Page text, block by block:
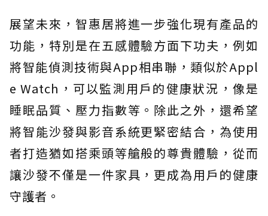
展望未來，智惠居將進一步強化現有產品的
功能，特別是在五感體驗方面下功夫，例如
將智能偵測技術與App相串聯，類似於Appl
e Watch，可以監測用戶的健康狀況，像是
睡眠品質、壓力指數等。除此之外，還希望
將智能沙發與影音系統更緊密結合，為使用
者打造猶如搭乘頭等艙般的尊貴體驗，從而
讓沙發不僅是一件家具，更成為用戶的健康
守護者。